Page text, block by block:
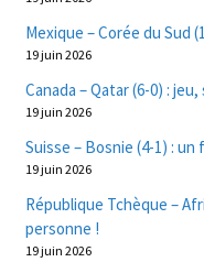
Mexique – Corée du Sud
19 juin 2026
Canada – Qatar (6-0) :
19 juin 2026
Suisse – Bosnie (4-1) : un
19 juin 2026
République Tchèque –
personne !
19 juin 2026